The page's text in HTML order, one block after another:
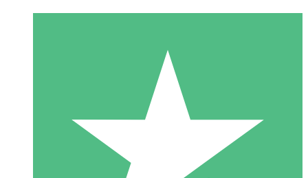
Packs de Crédits Individuels
Payez à l'utilisation avec des crédits de téléchargement. Sans
1 Téléchargement